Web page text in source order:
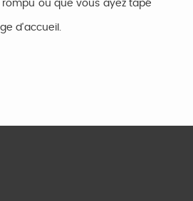
ou que vous ayez tapé
d'accueil.